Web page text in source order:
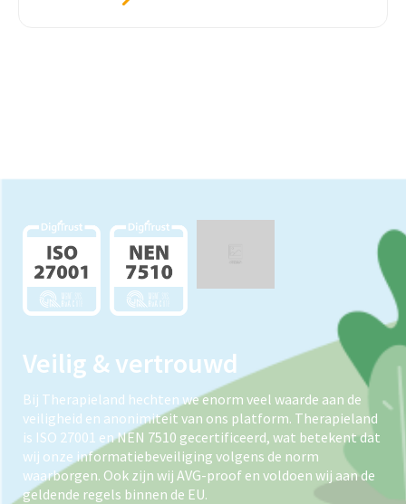
Veilig & vertrouwd
Bij Therapieland hechten we enorm veel waarde aan de
veiligheid en anonimiteit van ons platform. Therapieland
is ISO 27001 en NEN 7510 gecertificeerd, wat betekent dat
wij onze informatiebeveiliging volgens de norm
waarborgen. Ook zijn wij AVG-proof en voldoen wij aan de
geldende regels binnen de EU.